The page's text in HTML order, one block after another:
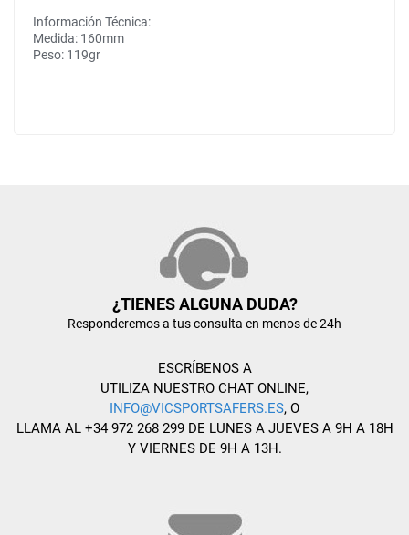
Información Técnica:
Medida: 160mm
Peso: 119gr
¿TIENES ALGUNA DUDA?
Responderemos a tus consulta en menos de 24h
ESCRÍBENOS A
UTILIZA NUESTRO CHAT ONLINE,
INFO@VICSPORTSAFERS.ES, O
LLAMA AL +34 972 268 299 DE LUNES A JUEVES A 9H A 18H
Y VIERNES DE 9H A 13H.